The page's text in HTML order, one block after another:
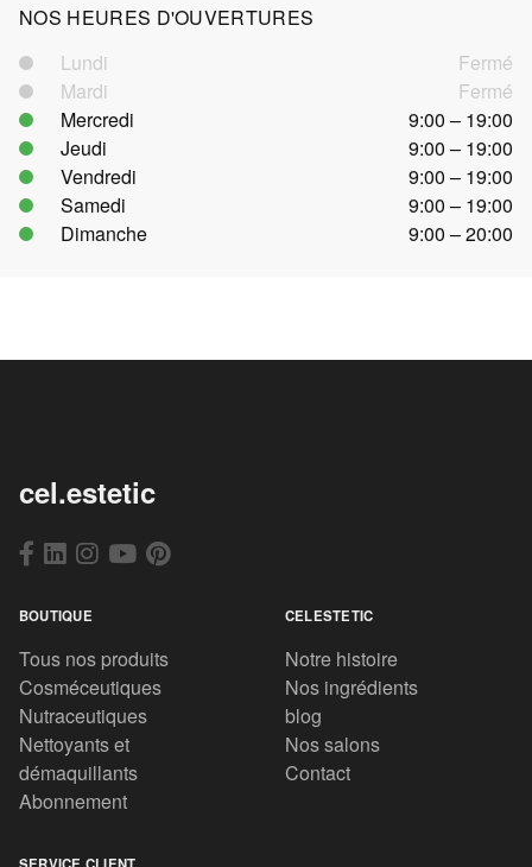
NOS HEURES D'OUVERTURES
Lundi
Fermé
Mardi
Fermé
Mercredi
9:00 – 19:00
Jeudi
9:00 – 19:00
Vendredi
9:00 – 19:00
Samedi
9:00 – 19:00
Dimanche
9:00 – 20:00
cel.estetic
BOUTIQUE
Tous nos produits
Cosméceutiques
Nutraceutiques
Nettoyants et
démaquillants
Abonnement
CELESTETIC
Notre histoire
Nos ingrédients
blog
Nos salons
Contact